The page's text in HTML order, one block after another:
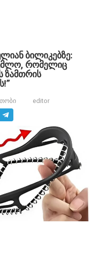
ბილიკებზე:
რომელიც
ზამთრის
editor